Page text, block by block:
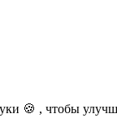
🍪 , чтобы